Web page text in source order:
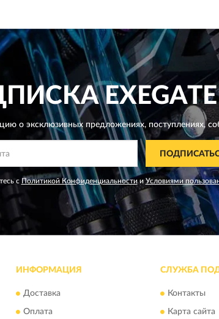
EXEGATE
о эксклюзивных предложениях,поступлениях,
с Политикой Конфиденциальности иУсловиями
ИНФОРМАЦИЯ
Доставка
Оплата
СЛУЖБА
Контакты
Карта сайта